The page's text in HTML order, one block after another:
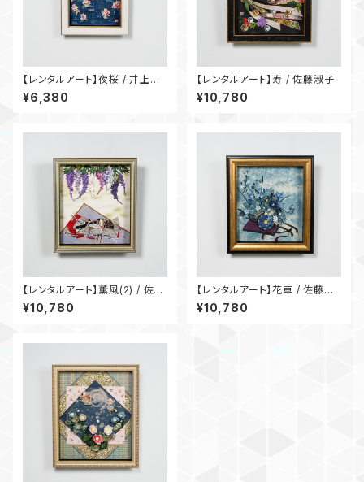
【レンタルアート】夜桜 / 井上律
子
¥6,380
【レンタルアート】寿 / 佐藤淑子
¥10,780
【レンタルアート】薫風(2) / 佐藤
淑子
¥10,780
【レンタルアート】花車 / 佐藤淑
子
¥10,780